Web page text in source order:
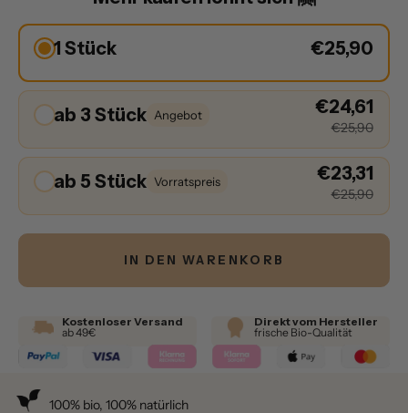
1 Stück €25,90
ab 3 Stück Angebot €24,61
€25,90
ab 5 Stück Vorratspreis €23,31
€25,90
IN DEN WARENKORB
Kostenloser Versand
ab 49€
Direkt vom Hersteller
frische Bio-Qualität
100% bio, 100% natürlich